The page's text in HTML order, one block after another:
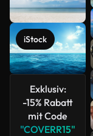
iStock
Exklusiv:
-15% Rabatt
mit Code
"COVERR15"